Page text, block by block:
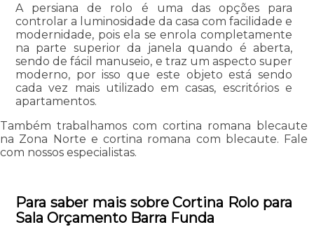
A persiana de rolo é uma das opções para
controlar a luminosidade da casa com facilidade e
modernidade, pois ela se enrola completamente
na parte superior da janela quando é aberta,
sendo de fácil manuseio, e traz um aspecto super
moderno, por isso que este objeto está sendo
cada vez mais utilizado em casas, escritórios e
apartamentos.
Também trabalhamos com cortina romana blecaute
na Zona Norte e cortina romana com blecaute. Fale
com nossos especialistas.
Para saber mais sobre Cortina Rolo para
Sala Orçamento Barra Funda